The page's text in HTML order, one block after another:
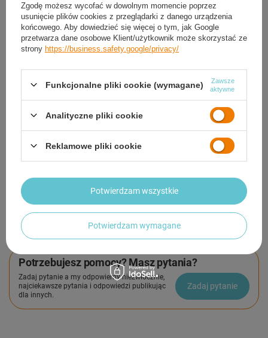
Bezpieczne zakupy
Darmowa dostawa do paczkomatu lub punktu
Smile - dostawy ze sklepów internetowych przy zamówieniu od 50,00 złsą za
OPIS
GWARANCJA
OPINIE (0)
Potrzebujesz pomocy? Masz pytania?
Zadaj pytanie a my odpowiemy niezwłocznie,
najciekawsze pytania i odpowiedzi publikując
dla innych.
Zadaj pytanie
Zgodę możesz wycofać w dowolnym momencie poprzez
usunięcie plików cookies z przeglądarki z danego urządzenia
końcowego. Aby dowiedzieć się więcej o tym, jak Google
przetwarza dane osobowe Klient/użytkownik może skorzystać ze
strony https://business.safety.google/privacy/
Funkcjonalne pliki cookie (wymagane)
Zawsze
aktywne
Analityczne pliki cookie
Reklamowe pliki cookie
Potwierdzam wymagane
Potwierdzam wszystkie